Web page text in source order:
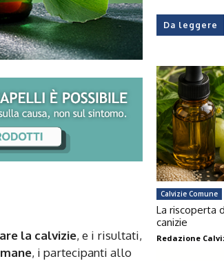
la calvizie, e i risultati,
, i partecipanti allo
Da leggere
Calvizie Comune
La riscoperta
canizie
Redazione